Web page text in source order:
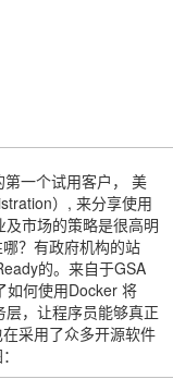
一个试用客户， 美
）, 来分享使用
市场的策略是很高明
？有政府机构的站
的。来自于GSA
如何使用Docker 将
，让程序员能够真正
采用了众多开源软件